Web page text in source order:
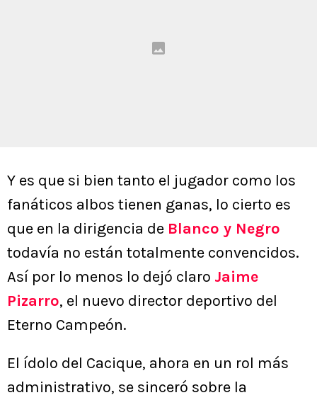
Y es que si bien tanto el jugador como los
fanáticos albos tienen ganas, lo cierto es
que en la dirigencia de Blanco y Negro
todavía no están totalmente convencidos.
Así por lo menos lo dejó claro Jaime
Pizarro, el nuevo director deportivo del
Eterno Campeón.
El ídolo del Cacique, ahora en un rol más
administrativo, se sinceró sobre la